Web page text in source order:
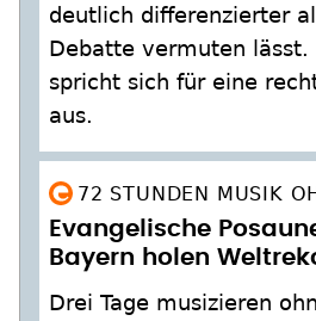
deutlich differenzierter
Debatte vermuten lässt.
spricht sich für eine
aus.
72 STUNDEN MUSIK
Evangelische
Bayern holen
Drei Tage musizieren